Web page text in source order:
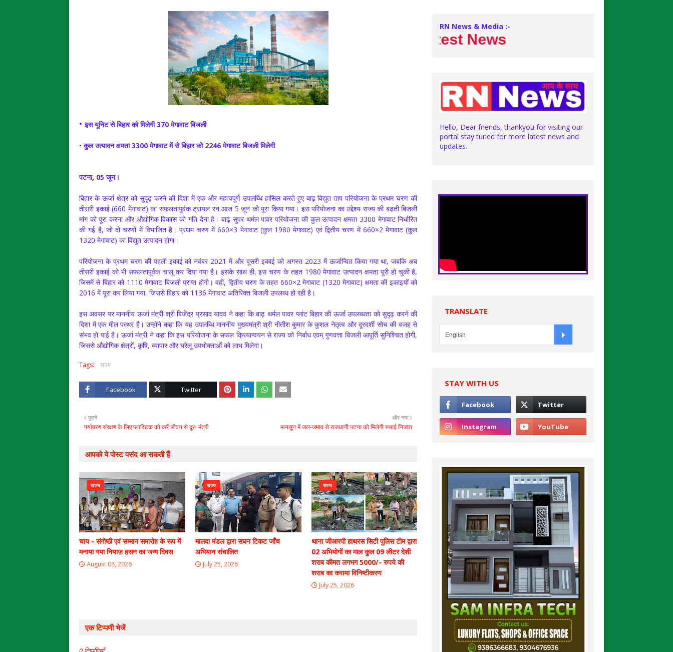
•इस यूनिट से बिहार को मिलेगी 370 मेगावाट बिजली
•कुल उत्पादन क्षमता 3300 मेगावाट में से बिहार को 2246 मेगावाट बिजली मिलेगी
पटना, 05 जून।
बिहार के ऊर्जा क्षेत्र को सुदृढ़ करने की दिशा में एक और महत्वपूर्ण उपलब्धि हासिल करते हुए बाढ़ विद्युत ताप परियोजना के प्रथम चरण की
तीसरी इकाई (660 मेगावाट) का सफलतापूर्वक ट्रायल रन आज 5 जून को पूरा किया गया। इस परियोजना का उद्देश्य राज्य की बढ़ती बिजली
मांग को पूरा करना और औद्योगिक विकास को गति देना है। बाढ़ सुपर थर्मल पावर परियोजना की कुल उत्पादन क्षमता 3300 मेगावाट निर्धारित
की गई है, जो दो चरणों में विभाजित है। प्रथम चरण में 660×3 मेगावाट (कुल 1980 मेगावाट) एवं द्वितीय चरण में 660×2 मेगावाट (कुल
1320 मेगावाट) का विद्युत उत्पादन होगा।
परियोजना के प्रथम चरण की पहली इकाई को नवंबर 2021 में और दूसरी इकाई को अगस्त 2023 में ऊर्जान्वित किया गया था, जबकि अब
तीसरी इकाई को भी सफलतापूर्वक चालू कर दिया गया है। इसके साथ ही, इस चरण के तहत 1980 मेगावाट उत्पादन क्षमता पूरी हो चुकी है,
जिसमें से बिहार को 1110 मेगावाट बिजली प्राप्त होगी। वहीं, द्वितीय चरण के तहत 660×2 मेगावाट (1320 मेगावाट) क्षमता की इकाइयों को
2016 में पूरा कर लिया गया, जिससे बिहार को 1136 मेगावाट अतिरिक्त बिजली उपलब्ध हो रही है।
इस अवसर पर माननीय ऊर्जा मंत्री श्री बिजेंद्र प्रसाद यादव ने कहा कि बाढ़ थर्मल पावर प्लांट बिहार की ऊर्जा उपलब्धता को सुदृढ़ करने की
दिशा में एक मील पत्थर है। उन्होंने कहा कि यह उपलब्धि माननीय मुख्यमंत्री श्री नीतीश कुमार के कुशल नेतृत्व और दूरदर्शी सोच की वजह से
संभव हो पाई है। ऊर्जा मंत्री ने कहा कि इस परियोजना के सफल क्रियान्वयन से राज्य को निर्बाध एवम् गुणवत्ता बिजली आपूर्ति सुनिश्चित होगी,
जिससे औद्योगिक क्षेत्रों, कृषि, व्यापार और घरेलू उपभोक्ताओं को लाभ मिलेगा।
Tags: राज्य
Facebook Twitter
और नया
मानसून में जल-जमाव से राजधानी पटना को मिलेगी स्थाई निजात
पुराने
पर्यावरण संरक्षण के लिए प्लास्टिक को करें जीवन से दूरः मंत्री
आपको ये पोस्ट पसंद आ सकती हैं
राज्य
चाय - संगोष्ठी एवं सम्मान समारोह के रूप में
मनाया गया नियाज़ हसन का जन्म दिवस
August 06, 2026
राज्य
मालदा मंडल द्वारा सघन टिकट जाँच
अभियान संचालित
July 25, 2026
राज्य
थाना जीआरपी हाथरस सिटी पुलिस टीम द्वारा
02 अभियोगों का माल कुल 09 लीटर देशी
शराब कीमत लगभग 5000/- रुपये की
शराब का कराया विनिष्टीकरण
July 25, 2026
एक टिप्पणी भेजें
RN News & Media :-
Stay with us for latest News
Hello, Dear friends, thankyou for visiting our
portal stay tuned for more latest news and
updates.
TRANSLATE
STAY WITH US